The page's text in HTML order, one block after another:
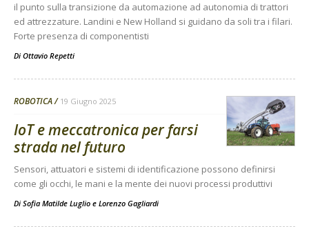
il punto sulla transizione da automazione ad autonomia di trattori
ed attrezzature. Landini e New Holland si guidano da soli tra i filari.
Forte presenza di componentisti
Di Ottavio Repetti
ROBOTICA 19 Giugno 2025
IoT e meccatronica per farsi
strada nel futuro
Sensori, attuatori e sistemi di identificazione possono definirsi
come gli occhi, le mani e la mente dei nuovi processi produttivi
Di Sofia Matilde Luglio e Lorenzo Gagliardi